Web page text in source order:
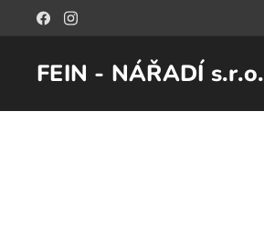
FEIN - NÁŘADÍ s.r.o.